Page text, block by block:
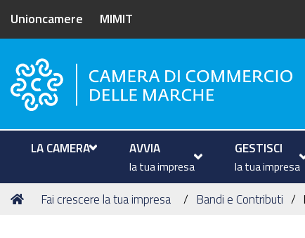
Unioncamere MIMIT
Camera di Commercio delle
LA CAMERA AVVIA
la tua impresa
GESTISCI
la tua impresa
Tu
Home
Fai crescere la tua impresa Bandi e Contributi